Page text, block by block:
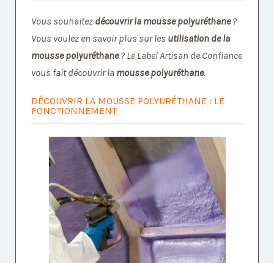
Vous souhaitez découvrir la mousse polyuréthane?
Vous voulez en savoir plus sur les utilisation de la
mousse polyuréthane? Le Label Artisan de Confiance
vous fait découvrir la mousse polyuréthane.
DÉCOUVRIR LA MOUSSE POLYURÉTHANE : LE
FONCTIONNEMENT